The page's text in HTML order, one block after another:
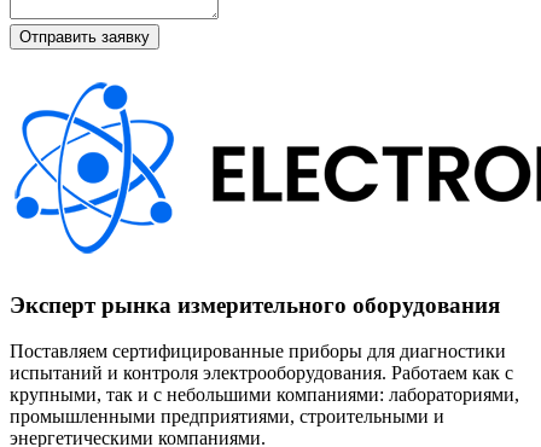
Эксперт рынка измерительного оборудования
Поставляем сертифицированные приборы для диагностики
испытаний и контроля электрооборудования. Работаем как с
крупными, так и с небольшими компаниями: лабораториями,
промышленными предприятиями, строительными и
энергетическими компаниями.